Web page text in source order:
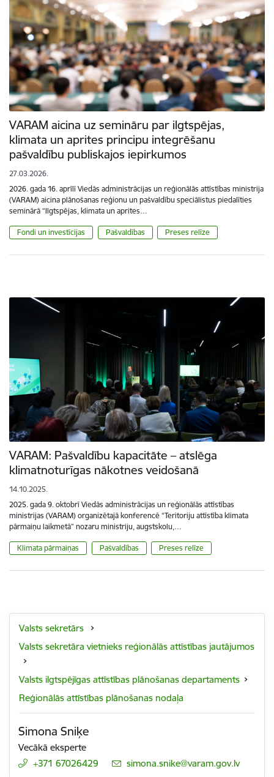
VARAM aicina uz semināru par ilgtspējas,
klimata un aprites principu integrēšanu
pašvaldību publiskajos iepirkumos
27.03.2026.
2026. gada 16. aprīlī Viedās administrācijas un reģionālās attīstības ministrija
(VARAM) aicina plānošanas reģionu un pašvaldību speciālistus piedalīties
seminārā “Ilgtspējas, klimata un aprites…
Fondi un investīcijas Pašvaldības Preses relīze
VARAM: Pašvaldību kapacitāte – atslēga
klimatnoturīgas nākotnes veidošanā
14.10.2025.
2025. gada 9. oktobrī Viedās administrācijas un reģionālās attīstības
ministrijas (VARAM) organizētajā konferencē “Teritoriju attīstība klimata
pārmaiņu laikmetā” nozaru ministriju, augstskolu,…
Klimata pārmaiņas Pašvaldības Preses relīze
Valsts sekretārs
Valsts sekretāra vietnieks reģionālās attīstības jautājumos
Valsts ilgtspējīgas attīstības plānošanas departaments
Reģionālās attīstības plānošanas nodaļa
Simona Sniķe
Vecākā eksperte
+371 67026429
E-pasts:
simona.snike@varam.gov.lv